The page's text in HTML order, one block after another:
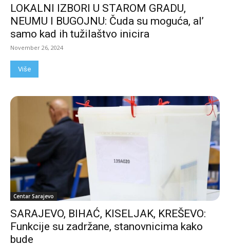
LOKALNI IZBORI U STAROM GRADU,
NEUMU I BUGOJNU: Čuda su moguća, al’
samo kad ih tužilaštvo inicira
November 26, 2024
Više
Centar Sarajevo
SARAJEVO, BIHAĆ, KISELJAK, KREŠEVO:
Funkcije su zadržane, stanovnicima kako
bude